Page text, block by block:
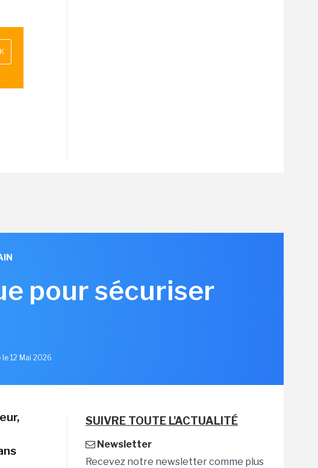
pour sécuriser
le 12 Mai 2026
SUIVRE TOUTE L'ACTUALITÉ
Newsletter
Recevez notre newsletter comme plus